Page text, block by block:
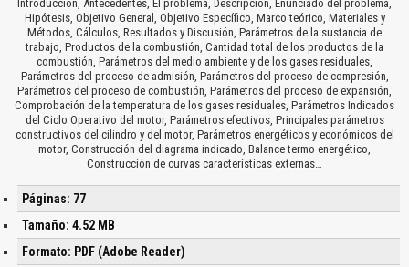
Introducción, Antecedentes, El problema, Descripción, Enunciado del problema,
Hipótesis, Objetivo General, Objetivo Específico, Marco teórico, Materiales y
Métodos, Cálculos, Resultados y Discusión, Parámetros de la sustancia de
trabajo, Productos de la combustión, Cantidad total de los productos de la
combustión, Parámetros del medio ambiente y de los gases residuales,
Parámetros del proceso de admisión, Parámetros del proceso de compresión,
Parámetros del proceso de combustión, Parámetros del proceso de expansión,
Comprobación de la temperatura de los gases residuales, Parámetros Indicados
del Ciclo Operativo del motor, Parámetros efectivos, Principales parámetros
constructivos del cilindro y del motor, Parámetros energéticos y económicos del
motor, Construcción del diagrama indicado, Balance termo energético,
Construcción de curvas características externas…
Páginas: 77
Tamaño: 4.52 MB
Formato: PDF (Adobe Reader)